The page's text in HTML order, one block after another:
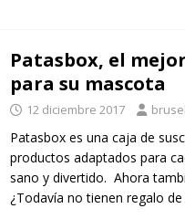
Patasbox, el
para su mascota
12 diciembre 2017
Patasbox es una caja de
productos adaptados para
sano y divertido. Ahora
¿Todavía no tienen regalo de